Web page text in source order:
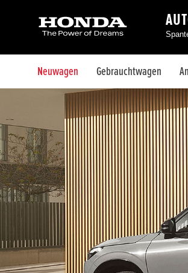
Neuwagen Gebrauchtwagen